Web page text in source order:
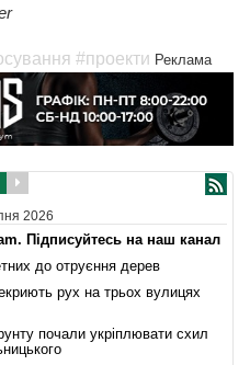
#проекти Реклама
2026
Підписуйтесь на наш канал
до отруєння дерев
рух на трьох вулицях
почали укріплювати схил